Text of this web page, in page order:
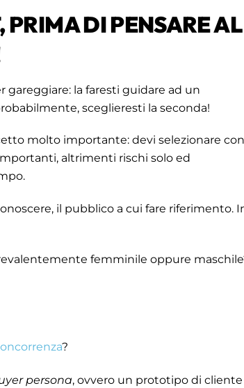
DI PENSARE AL
gareggiare: la faresti guidare ad un
sceglieresti la seconda!
molto importante: devi selezionare con
altrimenti rischi solo ed
il pubblico a cui fare riferimento.
femminile oppure
?
persona, ovvero un prototipo di cliente